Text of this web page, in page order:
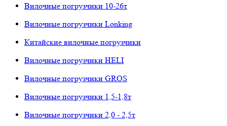
Вилочные погрузчики 10-26т
Вилочные погрузчики Lonking
Китайские вилочные погрузчики
Вилочные погрузчики HELI
Вилочные погрузчики GROS
Вилочные погрузчики 1,5-1,8т
Вилочные погрузчики 2,0 - 2,5т